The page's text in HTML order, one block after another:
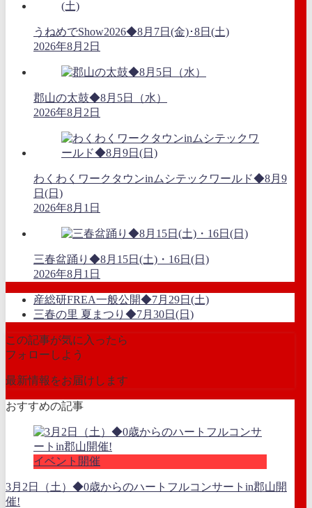
うねめでShow2026◆8月7日(金)･8日(土)
2026年8月2日
郡山の太鼓◆8月5日（水）
2026年8月2日
わくわくワークタウンinムシテックワールド◆8月9
日(日)
2026年8月1日
三春盆踊り◆8月15日(土)・16日(日)
2026年8月1日
産総研FREA一般公開◆7月29日(土)
三春の里 夏まつり◆7月30日(日)
この記事が気に入ったら
フォローしよう
最新情報をお届けします
おすすめの記事
イベント開催
3月2日（土）◆0歳からのハートフルコンサートin郡山開
催!